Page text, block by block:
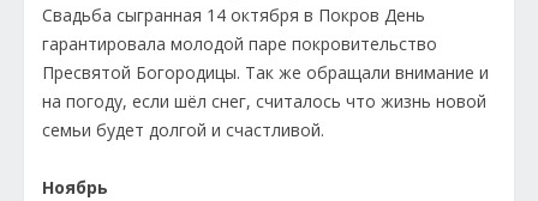
Свадьба сыгранная 14 октября в Покров День
гарантировала молодой паре покровительство
Пресвятой Богородицы. Так же обращали внимание и
на погоду, если шёл снег, считалось что жизнь новой
семьи будет долгой и счастливой.
Ноябрь